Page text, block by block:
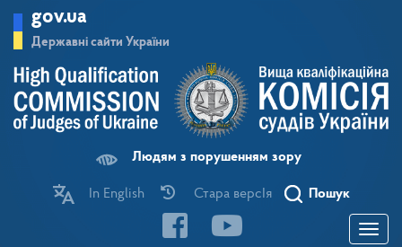
основного
матеріалу
gov.ua
Державні сайти України
Людям з порушенням зору
In English Стара версІя Пошук
Toggle